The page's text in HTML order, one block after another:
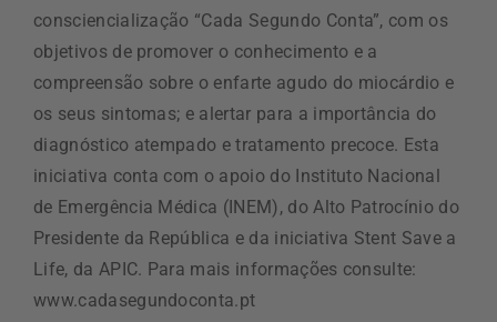
consciencialização “Cada Segundo Conta”, com os
objetivos de promover o conhecimento e a
compreensão sobre o enfarte agudo do miocárdio e
os seus sintomas; e alertar para a importância do
diagnóstico atempado e tratamento precoce. Esta
iniciativa conta com o apoio do Instituto Nacional
de Emergência Médica (INEM), do Alto Patrocínio do
Presidente da República e da iniciativa Stent Save a
Life, da APIC. Para mais informações consulte:
www.cadasegundoconta.pt